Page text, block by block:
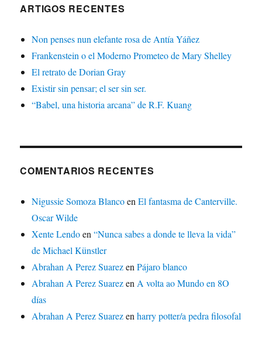
ARTIGOS RECENTES
Non penses nun elefante rosa de Antía Yáñez
Frankenstein o el Moderno Prometeo de Mary Shelley
El retrato de Dorian Gray
Existir sin pensar; el ser sin ser.
“Babel, una historia arcana” de R.F. Kuang
COMENTARIOS RECENTES
Nigussie Somoza BlancoenEl fantasma de Canterville.
Oscar Wilde
Xente Lendoen“Nunca sabes a donde te lleva la vida”
de Michael Künstler
Abrahan A Perez SuarezenPájaro blanco
Abrahan A Perez Suarezen A volta ao Mundo en 8O
días
Abrahan A Perez Suarezenharry potter/a pedra filosofal